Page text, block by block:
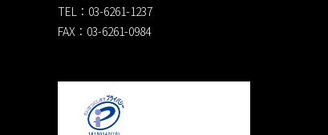
TEL：03-6261-1237
FAX：03-6261-0984